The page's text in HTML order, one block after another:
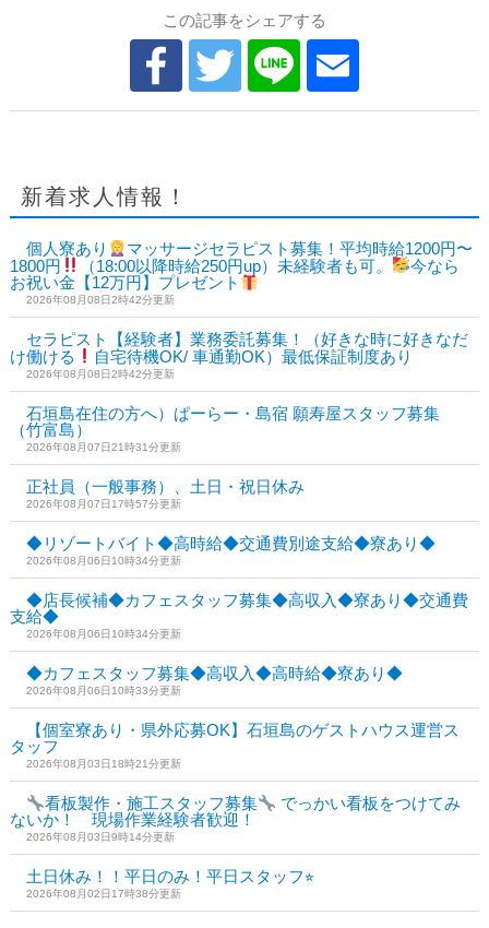
この記事をシェアする
新着求人情報！
個人寮あり
マッサージセラピスト募集！平均時給1200円〜
1800円
（18:00以降時給250円up）未経験者も可。
今なら
お祝い金【12万円】プレゼント
2026年08月08日2時42分更新
セラピスト【経験者】業務委託募集！（好きな時に好きなだ
け働ける
自宅待機OK/ 車通勤OK）最低保証制度あり
2026年08月08日2時42分更新
石垣島在住の方へ）ぱーらー・島宿 願寿屋スタッフ募集
（竹富島）
2026年08月07日21時31分更新
正社員（一般事務）、土日・祝日休み
2026年08月07日17時57分更新
◆リゾートバイト◆高時給◆交通費別途支給◆寮あり◆
2026年08月06日10時34分更新
◆店長候補◆カフェスタッフ募集◆高収入◆寮あり◆交通費
支給◆
2026年08月06日10時34分更新
◆カフェスタッフ募集◆高収入◆高時給◆寮あり◆
2026年08月06日10時33分更新
【個室寮あり・県外応募OK】石垣島のゲストハウス運営ス
タッフ
2026年08月03日18時21分更新
看板製作・施工スタッフ募集
でっかい看板をつけてみ
ないか！ 現場作業経験者歓迎！
2026年08月03日9時14分更新
土日休み！！平日のみ！平日スタッフ⭐︎
2026年08月02日17時38分更新